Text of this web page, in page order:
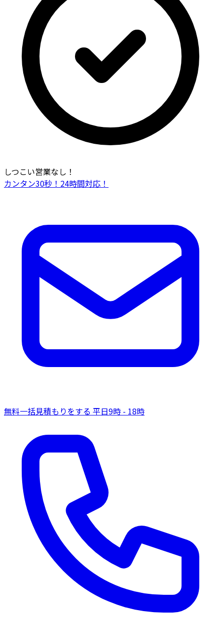
しつこい営業なし！
カンタン30秒！24時間対応！
無料一括見積もりをする 平日9時 - 18時